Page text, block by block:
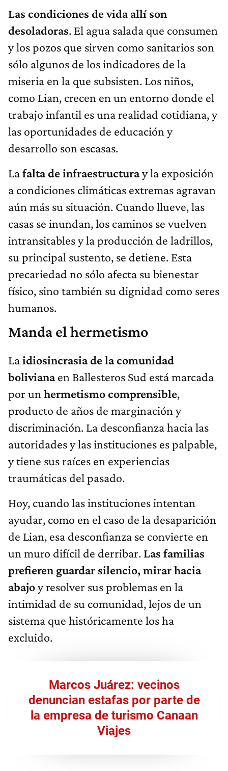
Las condiciones de vida allí son
desoladoras. El agua salada que consumen
y los pozos que sirven como sanitarios son
sólo algunos de los indicadores de la
miseria en la que subsisten. Los niños,
como Lian, crecen en un entorno donde el
trabajo infantil es una realidad cotidiana, y
las oportunidades de educación y
desarrollo son escasas.
Lafalta de infraestructuray la exposición
a condiciones climáticas extremas agravan
aún más su situación. Cuando llueve, las
casas se inundan, los caminos se vuelven
intransitables y la producción de ladrillos,
su principal sustento, se detiene. Esta
precariedad no sólo afecta su bienestar
físico, sino también su dignidad como seres
humanos.
Manda el hermetismo
Laidiosincrasia de la comunidad
bolivianaen Ballesteros Sud está marcada
por un hermetismo comprensible,
producto de años de marginación y
discriminación. La desconfianza hacia las
autoridades y las instituciones es palpable,
y tiene sus raíces en experiencias
traumáticas del pasado.
Hoy, cuando las instituciones intentan
ayudar, como en el caso de la desaparición
de Lian, esa desconfianza se convierte en
un muro difícil de derribar. Las familias
prefieren guardar silencio, mirar hacia
abajoy resolver sus problemas en la
intimidad de su comunidad, lejos de un
sistema que históricamente los ha
excluido.
Marcos Juárez: vecinos
denuncian estafas por parte de
la empresa de turismo Canaan
Viajes